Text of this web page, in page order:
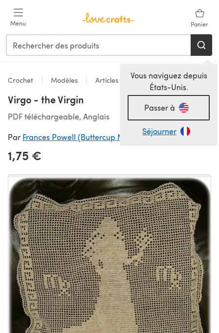
Menu Panier
Vous naviguez depuis
États-Unis.
Passer à
Séjourner
Crochet Modèles Articles pour la maison
Virgo - the Virgin
PDF téléchargeable, Anglais
Par Frances Powell (Buttercup Miniatures)
1,75 €